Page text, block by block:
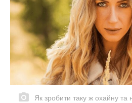
Як зробити таку ж охайну та